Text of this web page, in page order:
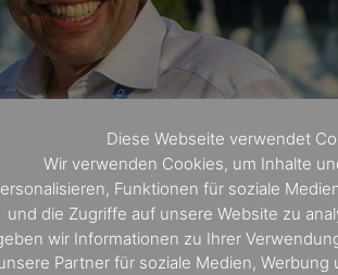
Diese Webseite verwendet
Wir verwenden Cookies, um Inhalte
Funktionen für soziale
und die Zugriffe auf unsere Website zu
wir Informationen zu Ihrer
Partner für soziale Medien, Werbung